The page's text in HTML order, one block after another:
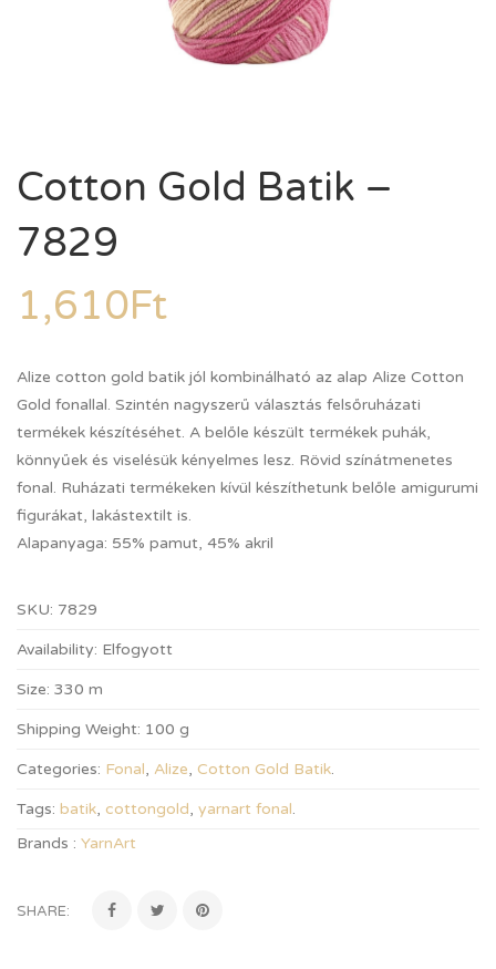
Cotton Gold Batik –
7829
1,610Ft
Alize cotton gold batik jól kombinálható az alap Alize Cotton
Gold fonallal. Szintén nagyszerű választás felsőruházati
termékek készítéséhet. A belőle készült termékek puhák,
könnyűek és viselésük kényelmes lesz. Rövid színátmenetes
fonal. Ruházati termékeken kívül készíthetunk belőle amigurumi
figurákat, lakástextilt is.
Alapanyaga: 55% pamut, 45% akril
SKU: 7829
Availability: Elfogyott
Size: 330 m
Shipping Weight: 100 g
Categories: Fonal, Alize, Cotton Gold Batik.
Tags: batik, cottongold, yarnart fonal.
Brands : YarnArt
SHARE: